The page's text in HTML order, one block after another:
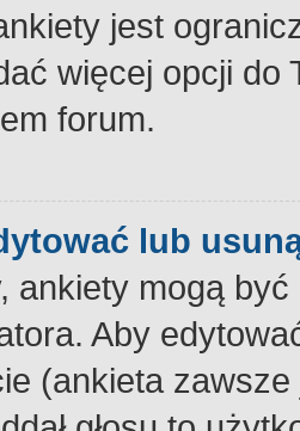
jest
więcej opcji
forum.
lub
ankiety mogą
Aby
(ankieta